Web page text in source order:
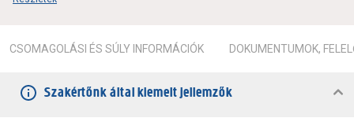
CSOMAGOLÁSI ÉS SÚLY INFORMÁCIÓK DOKUMENTUMOK,
Szakértőnk által kiemelt jellemzők